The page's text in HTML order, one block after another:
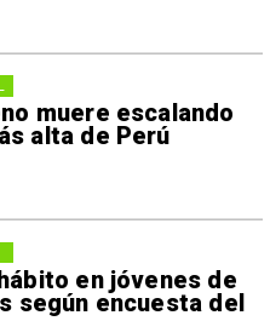
muere escalando
alta de Perú
en jóvenes de
según encuesta del